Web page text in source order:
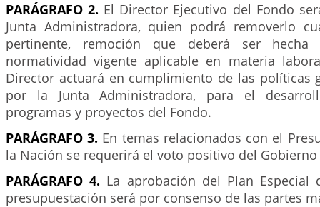
PARÁGRAFO 2. El Director Ejecutivo del Fondo
Junta Administradora, quien podrá removerlo
pertinente, remoción que deberá ser
normatividad vigente aplicable en materia
Director actuará en cumplimiento de las políticas
por la Junta Administradora, para el
programas y proyectos del Fondo.
PARÁGRAFO 3. En temas relacionados con el
la Nación se requerirá el voto positivo del
PARÁGRAFO 4. La aprobación del Plan Especial
presupuestación será por consenso de las partes